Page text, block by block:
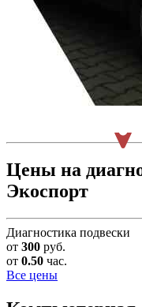
Цены на
Экоспорт
Диагностика подвески
от 300 руб.
от 0.50 час.
Все цены